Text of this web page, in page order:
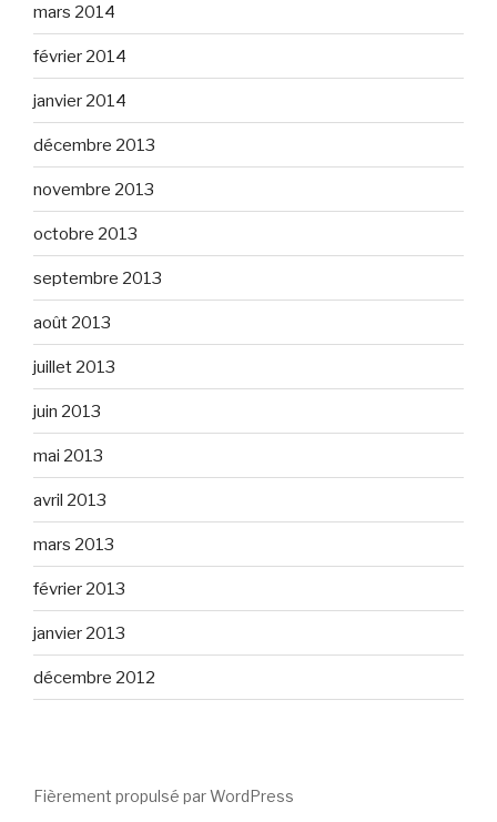
mars 2014
février 2014
janvier 2014
décembre 2013
novembre 2013
octobre 2013
septembre 2013
août 2013
juillet 2013
juin 2013
mai 2013
avril 2013
mars 2013
février 2013
janvier 2013
décembre 2012
Fièrement propulsé par WordPress